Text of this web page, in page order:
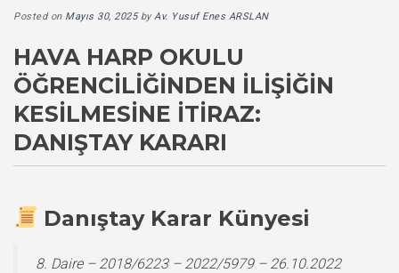
Posted on Mayıs 30, 2025byAv. Yusuf Enes ARSLAN
HAVA HARP OKULU
ÖĞRENCILIĞINDEN İLIŞIĞIN
KESILMESINE İTIRAZ:
DANIŞTAY KARARI
Danıştay Karar Künyesi
8. Daire – 2018/6223 – 2022/5979 – 26.10.2022